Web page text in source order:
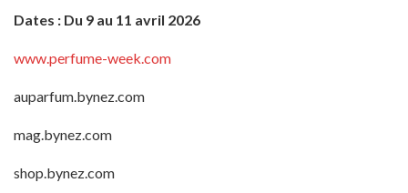
Dates : Du 9 au 11 avril 2026
www.perfume-week.com
auparfum.bynez.com
mag.bynez.com
shop.bynez.com